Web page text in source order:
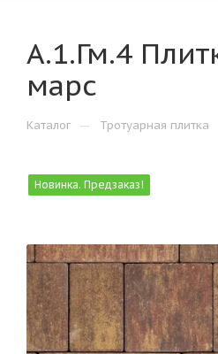
А.1.Гм.4
марс
Каталог — Тротуарная плитка
Новинка. Предзаказ!